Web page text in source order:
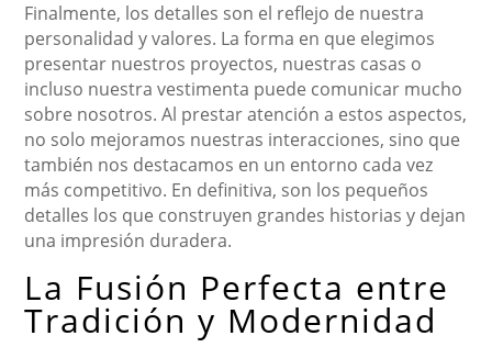
Finalmente, los detalles son el reflejo de nuestra
personalidad y valores. La forma en que elegimos
presentar nuestros proyectos, nuestras casas o
incluso nuestra vestimenta puede comunicar mucho
sobre nosotros. Al prestar atención a estos aspectos,
no solo mejoramos nuestras interacciones, sino que
también nos destacamos en un entorno cada vez
más competitivo. En definitiva, son los pequeños
detalles los que construyen grandes historias y dejan
una impresión duradera.
La Fusión Perfecta entre
Tradición y Modernidad